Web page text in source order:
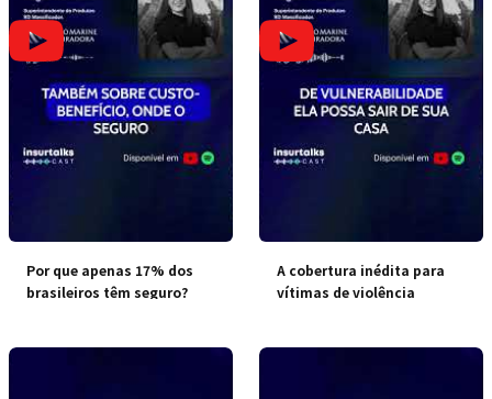
Por que apenas 17% dos
brasileiros têm seguro?
A cobertura inédita para
vítimas de violência